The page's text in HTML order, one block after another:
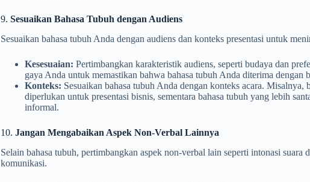
9. Sesuaikan Bahasa Tubuh dengan Audiens
Sesuaikan bahasa tubuh Anda dengan audiens dan konteks presentasi untuk
Kesesuaian: Pertimbangkan karakteristik audiens, seperti budaya dan
gaya Anda untuk memastikan bahwa bahasa tubuh Anda diterima dengan
Konteks: Sesuaikan bahasa tubuh Anda dengan konteks acara.
diperlukan untuk presentasi bisnis, sementara bahasa tubuh yang lebih
informal.
10. Jangan Mengabaikan Aspek Non-Verbal Lainnya
Selain bahasa tubuh, pertimbangkan aspek non-verbal lain seperti intonasi suara
komunikasi.